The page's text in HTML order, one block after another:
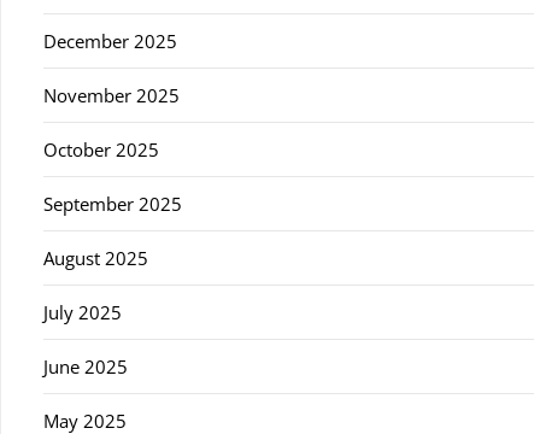
December 2025
November 2025
October 2025
September 2025
August 2025
July 2025
June 2025
May 2025